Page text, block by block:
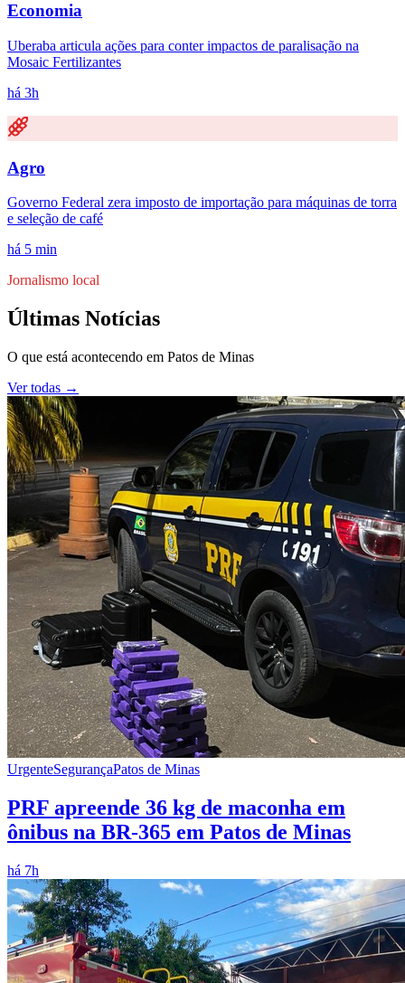
Economia
Uberaba articula ações para conter impactos de paralisação na
Mosaic Fertilizantes
há 3h
Agro
Governo Federal zera imposto de importação para máquinas de torra
e seleção de café
há 5 min
Jornalismo local
Últimas Notícias
O que está acontecendo em Patos de Minas
Ver todas →
UrgenteSegurançaPatos de Minas
PRF apreende 36 kg de maconha em
ônibus na BR-365 em Patos de Minas
há 7h